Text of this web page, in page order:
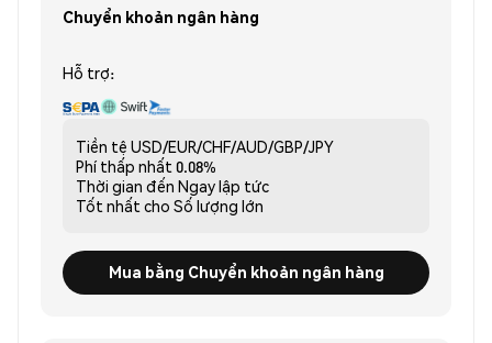
Chuyển khoản ngân hàng
Hỗ trợ:
Tiền tệ USD/EUR/CHF/AUD/GBP/JPY
Phí thấp nhất 0.08%
Thời gian đến Ngay lập tức
Tốt nhất cho Số lượng lớn
Mua bằng Chuyển khoản ngân hàng